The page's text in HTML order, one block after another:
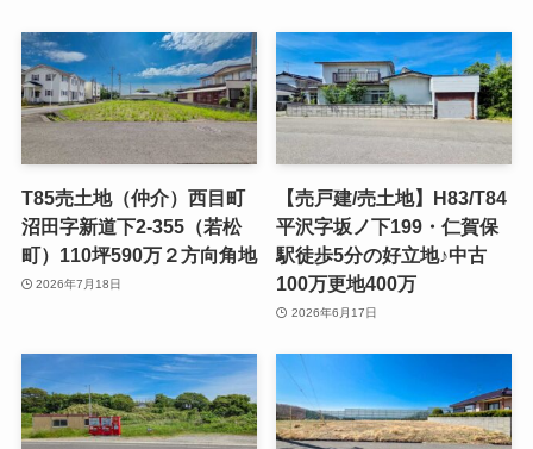
T85売土地（仲介）西目町
沼田字新道下2-355（若松
町）110坪590万２方向角地
2026年7月18日
【売戸建/売土地】H83/T84
平沢字坂ノ下199・仁賀保
駅徒歩5分の好立地♪中古
100万更地400万
2026年6月17日